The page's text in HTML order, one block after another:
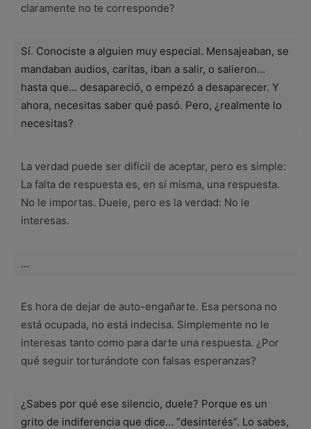
claramente no te corresponde?
Sí. Conociste a alguien muy especial. Mensajeaban, se
mandaban audios, caritas, iban a salir, o salieron…
hasta que… desapareció, o empezó a desaparecer. Y
ahora, necesitas saber qué pasó. Pero, ¿realmente lo
necesitas?
La verdad puede ser difícil de aceptar, pero es simple:
La falta de respuesta es, en sí misma, una respuesta.
No le importas. Duele, pero es la verdad: No le
interesas.
…
Es hora de dejar de auto-engañarte. Esa persona no
está ocupada, no está indecisa. Simplemente no le
interesas tanto como para darte una respuesta. ¿Por
qué seguir torturándote con falsas esperanzas?
¿Sabes por qué ese silencio, duele? Porque es un
grito de indiferencia que dice… “desinterés”. Lo sabes,